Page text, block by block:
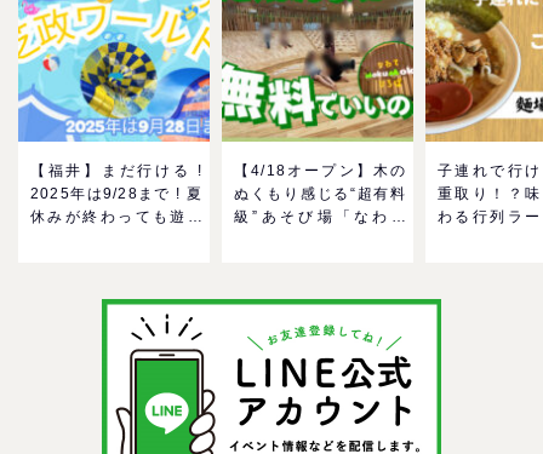
【福井】まだ行ける !
2025年は9/28まで ! 夏
休みが終わっても遊べ
【4/18オープン】木の
ぬくもり感じる“超有料
級”あそび場「なわて
＠イオンモール四條畷
子連れで行
重取り！？
わる行列ラ